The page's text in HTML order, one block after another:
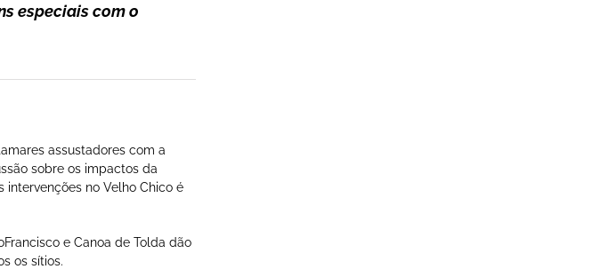
especiais com o
assustadores com a
sobre os impactos da
no Velho Chico é
e Canoa de Tolda dão
os sítios.